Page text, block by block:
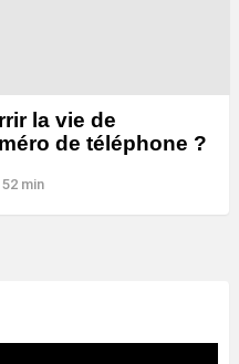
la vie de
de téléphone ?
52 min